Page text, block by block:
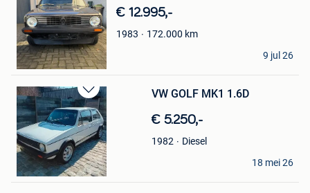
in
Mijn
Favorieten
€ 12.995,-
1983 172.000 km
Nicole
Lommel
9 jul 26
Bewaren
in
Mijn
Favorieten
VW GOLF MK1 1.6D
€ 5.250,-
1982
Diesel
VAN DEN ABEELE
Genappe
18 mei 26